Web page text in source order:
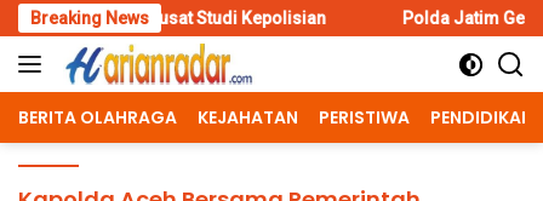
Skip
to
content
Breaking News
Studi Kepolisian Polda Jatim Gelar Nobar Final
BERITA OLAHRAGA KEJAHATAN PERISTIWA PENDIDIKAN